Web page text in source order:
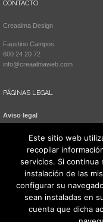
CONTACTO
Creaalma Design
Faustino Campos
600 24 20 72
info@creaalmaweb.com
PÁGINAS LEGAL
Aviso legal
Política de cookies
Este sitio web
recopilar
servicios. Si continua
instalación de las
configurar su
sean instaladas en
cuenta que dicha